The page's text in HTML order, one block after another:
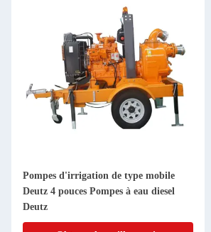
Pompes d'irrigation de type mobile
Deutz 4 pouces Pompes à eau diesel
Deutz